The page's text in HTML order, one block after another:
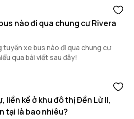
nào đi qua chung cư Rivera
tuyến xe bus nào đi qua chung cư
qua bài viết sau đây!
liền kề ở khu đô thị Đền Lừ II,
tại là bao nhiêu?